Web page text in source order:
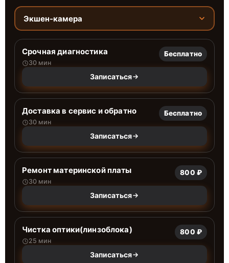
Экшен-камера
Срочная диагностика
30 мин
Бесплатно
Записаться
Доставка в сервис и обратно
30 мин
Бесплатно
Записаться
Ремонт материнской платы
30 мин
800 ₽
Записаться
Чистка оптики(линзоблока)
25 мин
800 ₽
Записаться